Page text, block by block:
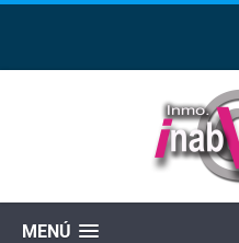
MENÚ